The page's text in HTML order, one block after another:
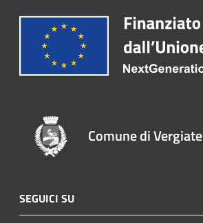
Comune di Vergiate
SEGUICI SU